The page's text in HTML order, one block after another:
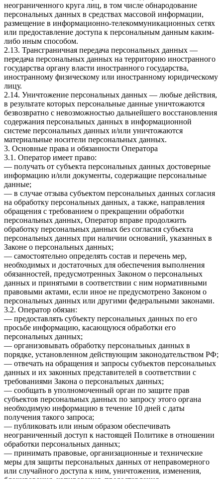
неограниченного круга лиц, в том числе обнародование
персональных данных в средствах массовой информации,
размещение в информационно-телекоммуникационных сетях
или предоставление доступа к персональным данным каким-
либо иным способом.
2.13. Трансграничная передача персональных данных —
передача персональных данных на территорию иностранного
государства органу власти иностранного государства,
иностранному физическому или иностранному юридическому
лицу.
2.14. Уничтожение персональных данных — любые действия,
в результате которых персональные данные уничтожаются
безвозвратно с невозможностью дальнейшего восстановления
содержания персональных данных в информационной
системе персональных данных и/или уничтожаются
материальные носители персональных данных.
3. Основные права и обязанности Оператора
3.1. Оператор имеет право:
— получать от субъекта персональных данных достоверные
информацию и/или документы, содержащие персональные
данные;
— в случае отзыва субъектом персональных данных согласия
на обработку персональных данных, а также, направления
обращения с требованием о прекращении обработки
персональных данных, Оператор вправе продолжить
обработку персональных данных без согласия субъекта
персональных данных при наличии оснований, указанных в
Законе о персональных данных;
— самостоятельно определять состав и перечень мер,
необходимых и достаточных для обеспечения выполнения
обязанностей, предусмотренных Законом о персональных
данных и принятыми в соответствии с ним нормативными
правовыми актами, если иное не предусмотрено Законом о
персональных данных или другими федеральными законами.
3.2. Оператор обязан:
— предоставлять субъекту персональных данных по его
просьбе информацию, касающуюся обработки его
персональных данных;
— организовывать обработку персональных данных в
порядке, установленном действующим законодательством РФ;
— отвечать на обращения и запросы субъектов персональных
данных и их законных представителей в соответствии с
требованиями Закона о персональных данных;
— сообщать в уполномоченный орган по защите прав
субъектов персональных данных по запросу этого органа
необходимую информацию в течение 10 дней с даты
получения такого запроса;
— публиковать или иным образом обеспечивать
неограниченный доступ к настоящей Политике в отношении
обработки персональных данных;
— принимать правовые, организационные и технические
меры для защиты персональных данных от неправомерного
или случайного доступа к ним, уничтожения, изменения,